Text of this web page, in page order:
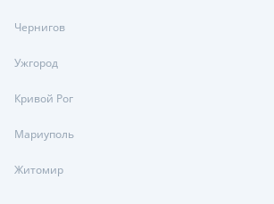
Чернигов
Ужгород
Кривой Рог
Мариуполь
Житомир